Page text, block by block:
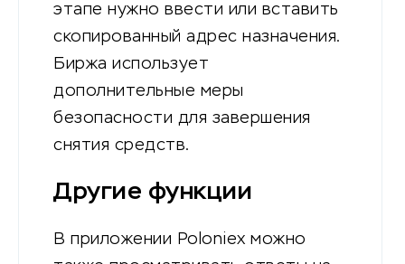
этапе нужно ввести или вставить
скопированный адрес назначения.
Биржа использует
дополнительные меры
безопасности для завершения
снятия средств.
Другие функции
В приложении Poloniex можно